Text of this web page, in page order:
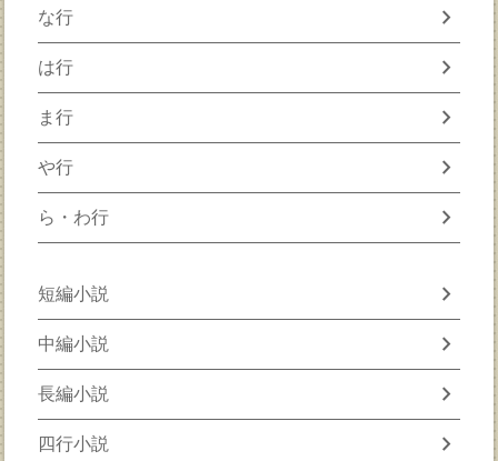
な行 chevron_right
は行 chevron_right
ま行 chevron_right
や行 chevron_right
ら・わ行 chevron_right
短編小説 chevron_right
中編小説 chevron_right
長編小説 chevron_right
四行小説 chevron_right